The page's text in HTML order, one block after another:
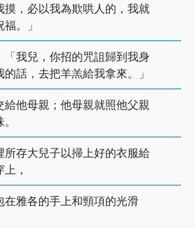
摸，必以我為欺哄人的，我就
。」
「我兒，你招的咒詛歸到我身
話，去把羊羔給我拿來。」
給他母親；他母親就照他父親
所存大兒子以掃上好的衣服給
，
在雅各的手上和頸項的光滑